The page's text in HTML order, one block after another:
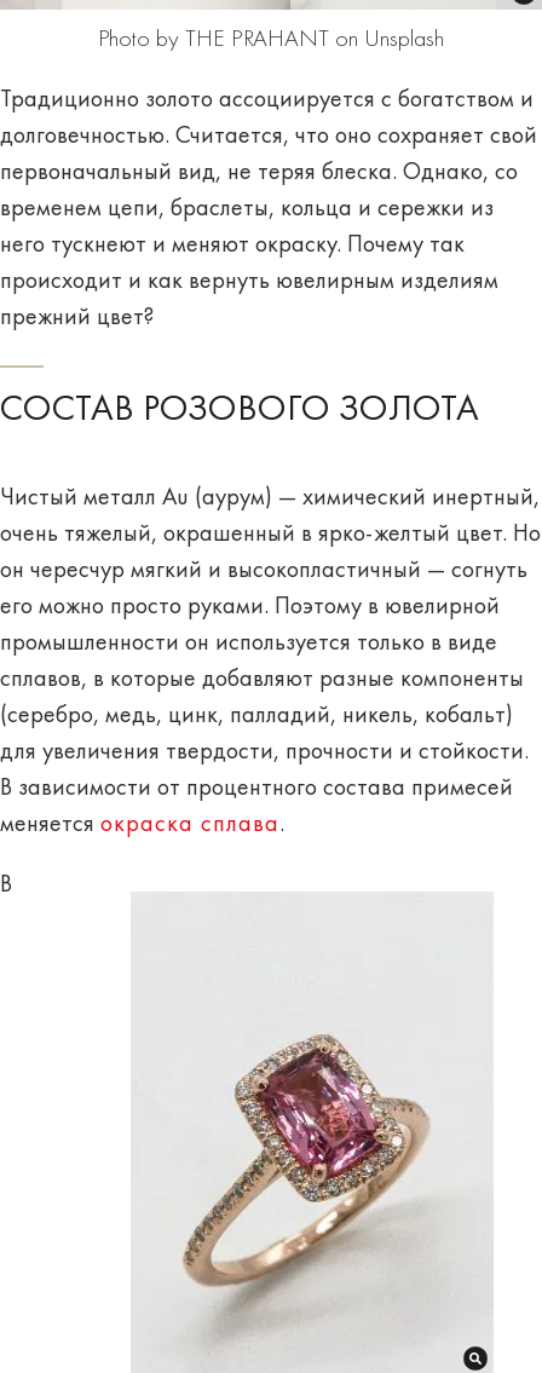
Photo by THE PRAHANT on Unsplash
Традиционно золото ассоциируется с богатством и
долговечностью. Считается, что оно сохраняет свой
первоначальный вид, не теряя блеска. Однако, со
временем цепи, браслеты, кольца и сережки из
него тускнеют и меняют окраску. Почему так
происходит и как вернуть ювелирным изделиям
прежний цвет?
СОСТАВ РОЗОВОГО ЗОЛОТА
Чистый металл Au (аурум) — химический инертный,
очень тяжелый, окрашенный в ярко-желтый цвет. Но
он чересчур мягкий и высокопластичный — согнуть
его можно просто руками. Поэтому в ювелирной
промышленности он используется только в виде
сплавов, в которые добавляют разные компоненты
(серебро, медь, цинк, палладий, никель, кобальт)
для увеличения твердости, прочности и стойкости.
В зависимости от процентного состава примесей
меняется окраска сплава.
В